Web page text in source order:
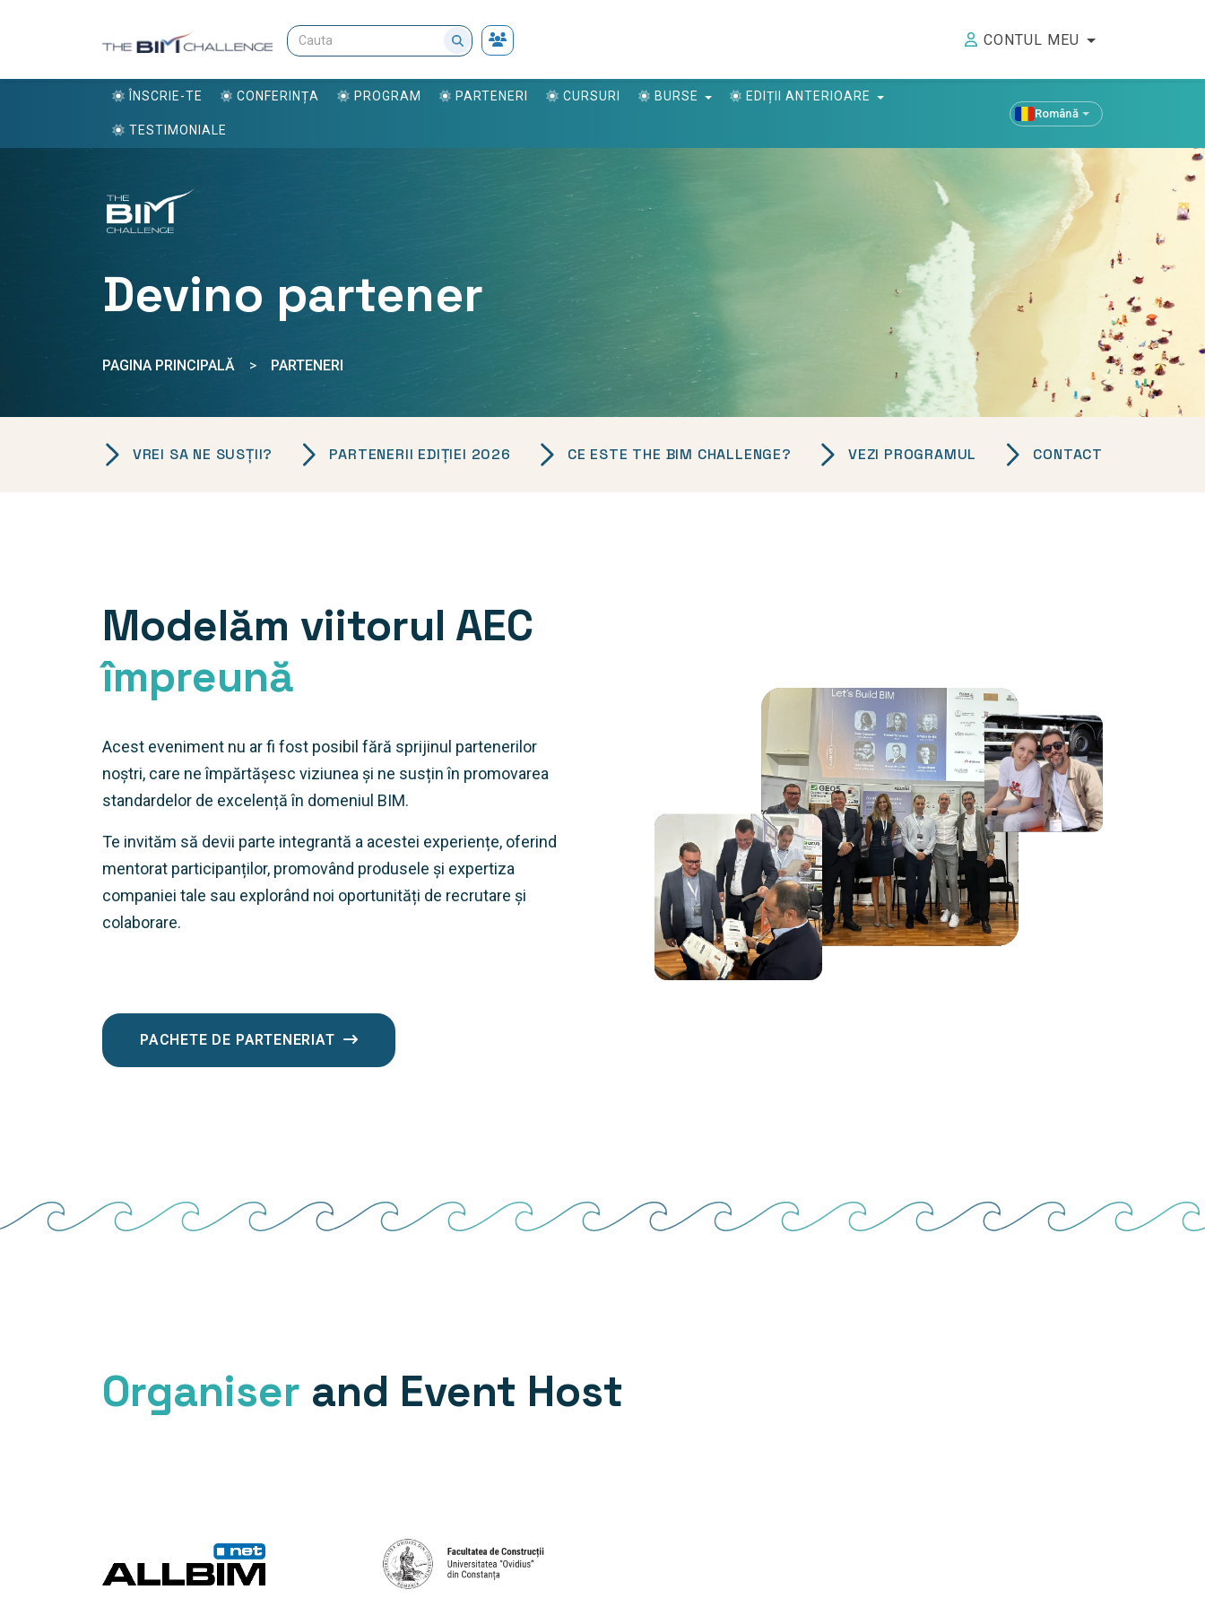
CONTUL MEU
ÎNSCRIE-TE CONFERINȚA PROGRAM PARTENERI CURSURI BURSE EDIȚII ANTERIOARE
TESTIMONIALE
Română
Devino partener
PAGINA PRINCIPALĂ > PARTENERI
VREI SA NE SUSȚII? PARTENERII EDIȚIEI 2026 CE ESTE THE BIM CHALLENGE? VEZI PROGRAMUL CONTACT
Modelăm viitorul AEC
împreună
Acest eveniment nu ar fi fost posibil fără sprijinul partenerilor
noștri, care ne împărtășesc viziunea și ne susțin în promovarea
standardelor de excelență în domeniul BIM.
Te invităm să devii parte integrantă a acestei experiențe, oferind
mentorat participanților, promovând produsele și expertiza
companiei tale sau explorând noi oportunități de recrutare și
colaborare.
PACHETE DE PARTENERIAT
Organiser and Event Host